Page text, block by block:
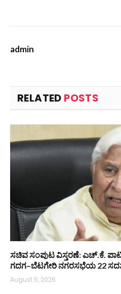
admin
RELATED POSTS
ಸಚಿವ ಸಂಪುಟ ವಿಸ್ತರಣೆ: ಎಚ್.ಕೆ.
ಗದಗ–ಬೆಟಗೇರಿ ನಗರಸಭೆಯ 22
August 5, 2026